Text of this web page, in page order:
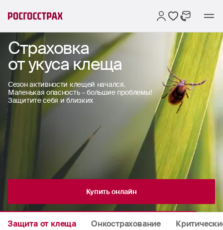
Защита от клеща Онкострахование
Страховка
от укуса клеща
Сезон активности клещей начался.
Маленькая опасность – большие проблемы!
Защитите себя и близких
Купить онлайн